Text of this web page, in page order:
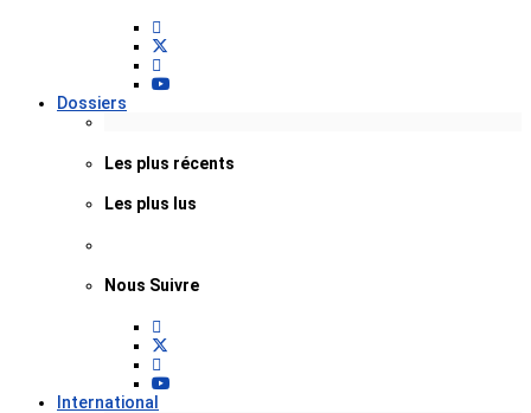
Dossiers
Les plus récents
Les plus lus
Nous Suivre
International